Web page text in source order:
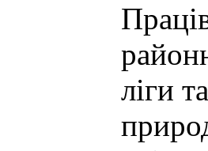
ліги